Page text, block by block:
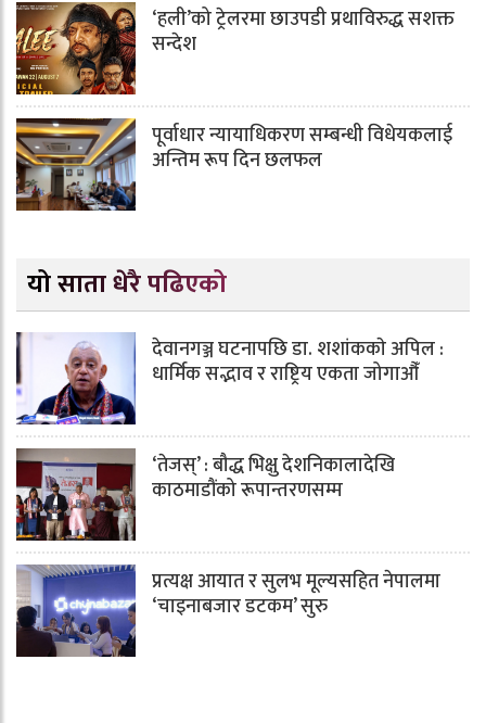
‘हली’को ट्रेलरमा छाउपडी प्रथाविरुद्ध सशक्त
सन्देश
पूर्वाधार न्यायाधिकरण सम्बन्धी विधेयकलाई
अन्तिम रूप दिन छलफल
यो साता धेरै पढिएको
देवानगञ्ज घटनापछि डा. शशांककाे अपिल :
धार्मिक सद्भाव र राष्ट्रिय एकता जोगाऔँ
‘तेजस्’ : बौद्ध भिक्षु देशनिकालादेखि
काठमाडौंको रूपान्तरणसम्म
प्रत्यक्ष आयात र सुलभ मूल्यसहित नेपालमा
‘चाइनाबजार डटकम’ सुरु